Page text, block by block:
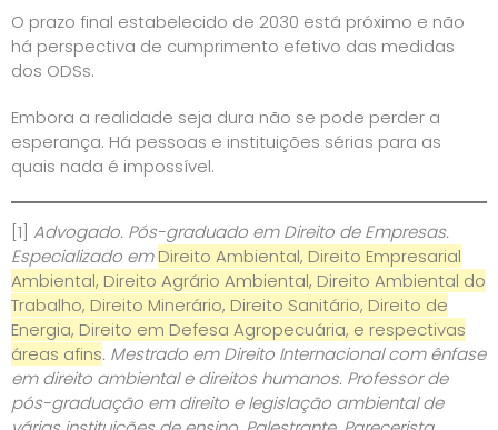
O prazo final estabelecido de 2030 está próximo e não
há perspectiva de cumprimento efetivo das medidas
dos ODSs.
Embora a realidade seja dura não se pode perder a
esperança. Há pessoas e instituições sérias para as
quais nada é impossível.
[1] Advogado. Pós-graduado em Direito de Empresas.
Especializado emDireito Ambiental, Direito Empresarial
Ambiental, Direito Agrário Ambiental, Direito Ambiental do
Trabalho, Direito Minerário, Direito Sanitário, Direito de
Energia, Direito em Defesa Agropecuária, e respectivas
áreas afins. Mestrado em Direito Internacional com ênfase
em direito ambiental e direitos humanos. Professor de
pós-graduação em direito e legislação ambiental de